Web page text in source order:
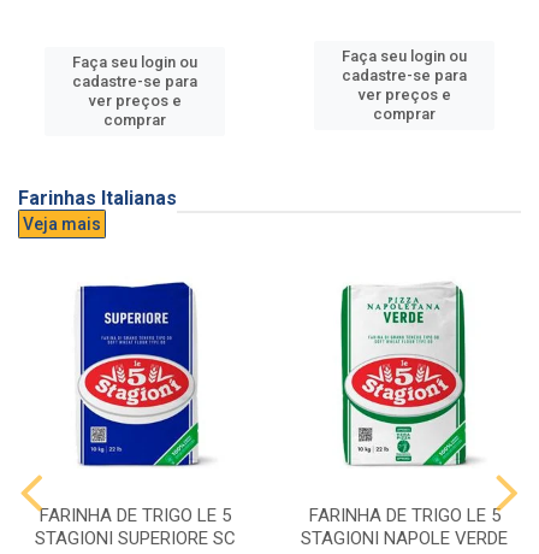
Faça seu login ou
cadastre-se para
ver preços e
comprar
Faça seu login ou
cadastre-se para
ver preços e
comprar
Farinhas Italianas
Veja mais
FARINHA DE TRIGO LE 5
STAGIONI SUPERIORE SC
FARINHA DE TRIGO LE 5
STAGIONI NAPOLE VERDE